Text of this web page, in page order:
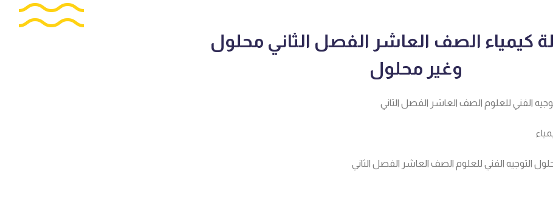
كيمياء الصف العاشر الفصل الثاني محلول
وغير محلول
الفني للعلوم الصف العاشر الفصل الثاني
التوجيه الفني للعلوم الصف العاشر الفصل الثاني